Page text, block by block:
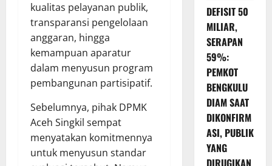
kualitas pelayanan publik,
transparansi pengelolaan
anggaran, hingga
kemampuan aparatur
dalam menyusun program
pembangunan partisipatif.
Sebelumnya, pihak DPMK
Aceh Singkil sempat
menyatakan komitmennya
untuk menyusun standar
DEFISIT 50
MILIAR,
SERAPAN
59%:
PEMKOT
BENGKULU
DIAM SAAT
DIKONFIRM
ASI, PUBLIK
YANG